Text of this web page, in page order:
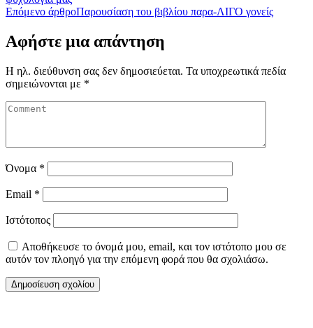
Επόμενο άρθροΠαρουσίαση του βιβλίου παρα-ΛΙΓΟ γονείς
Αφήστε μια απάντηση
Η ηλ. διεύθυνση σας δεν δημοσιεύεται. Τα υποχρεωτικά πεδία
σημειώνονται με *
Όνομα *
Email *
Ιστότοπος
Αποθήκευσε το όνομά μου, email, και τον ιστότοπο μου σε
αυτόν τον πλοηγό για την επόμενη φορά που θα σχολιάσω.